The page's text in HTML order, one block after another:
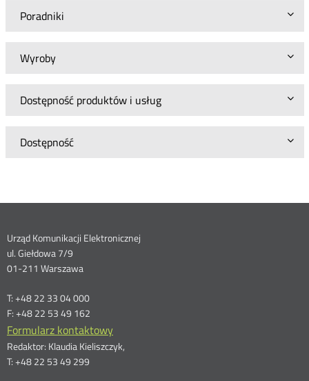
Poradniki
Wyroby
Dostępność produktów i usług
Dostępność
Dane
kontaktowe
Urząd Komunikacji Elektronicznej
ul. Giełdowa 7/9
01-211 Warszawa
T: +48 22 33 04 000
F: +48 22 53 49 162
Formularz kontaktowy
Redaktor: Klaudia Kieliszczyk,
T: +48 22 53 49 299